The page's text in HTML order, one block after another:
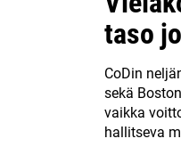
taso
CoDin
sekä
vaikka
hallitseva